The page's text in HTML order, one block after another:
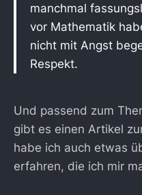
manchmal
vor Mathematik
nicht mit Angst
Respekt.
Und passend zum
gibt es einen Artikel
habe ich auch etwas
erfahren, die ich mir